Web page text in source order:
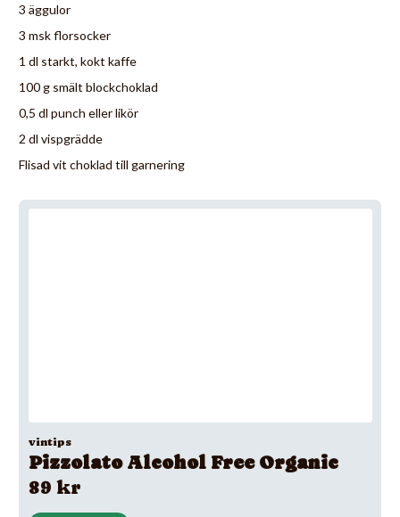
3 äggulor
3 msk florsocker
1 dl starkt, kokt kaffe
100 g smält blockchoklad
0,5 dl punch eller likör
2 dl vispgrädde
Flisad vit choklad till garnering
vintips
Pizzolato Alcohol Free Organic
89 kr